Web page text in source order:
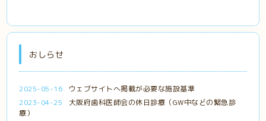
おしらせ
2025-05-16
ウェブサイトへ掲載が必要な施設基準
2023-04-25
大阪府歯科医師会の休日診療（GW中などの緊急診
療）